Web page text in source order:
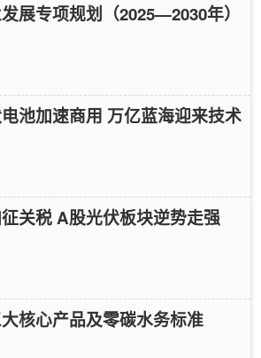
展专项规划（2025—2030年）
池加速商用 万亿蓝海迎来技术
关税 A股光伏板块逆势走强
核心产品及零碳水务标准